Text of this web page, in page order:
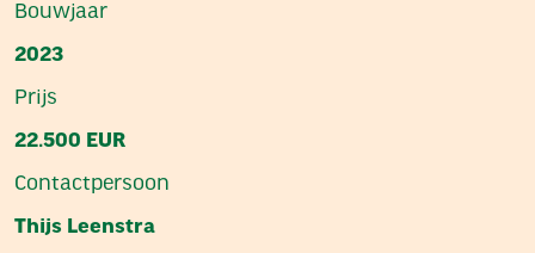
Bouwjaar
2023
Prijs
22.500 EUR
Contactpersoon
Thijs Leenstra